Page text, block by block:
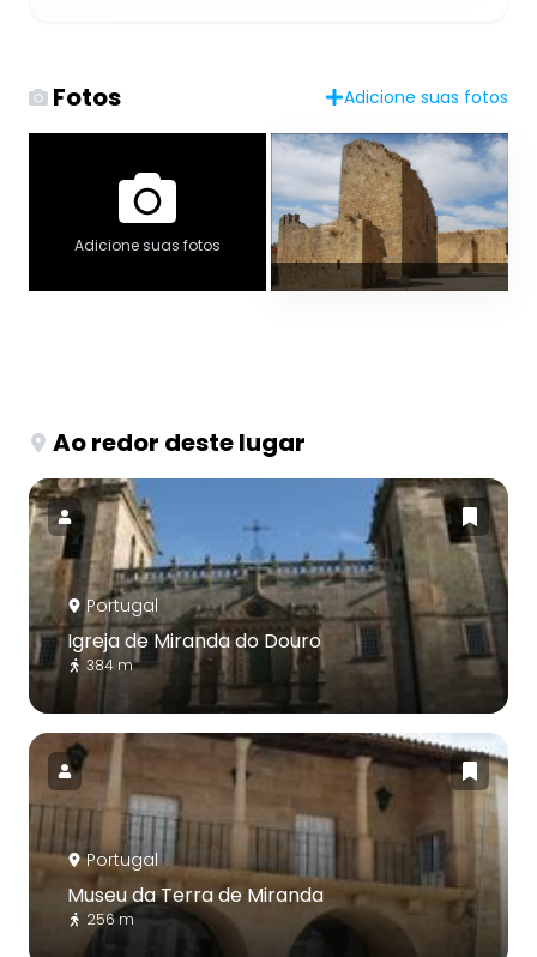
Fotos Adicione suas fotos
Adicione suas fotos
Ao redor deste lugar
Portugal
Igreja de Miranda do Douro
384 m
Portugal
Museu da Terra de Miranda
256 m